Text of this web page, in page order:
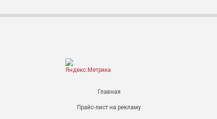
Главная
Прайс-лист на рекламу